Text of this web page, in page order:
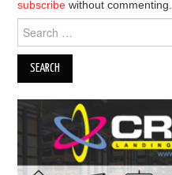
subscribe without commenting.
Search
for: